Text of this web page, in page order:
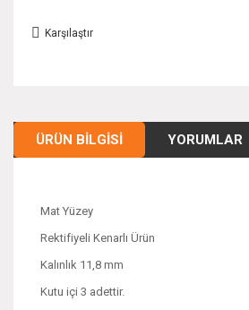
Karşılaştır
ÜRÜN BILGISI YORUMLAR
Mat Yüzey
Rektifiyeli Kenarlı Ürün
Kalınlık 11,8 mm
Kutu içi 3 adettir.